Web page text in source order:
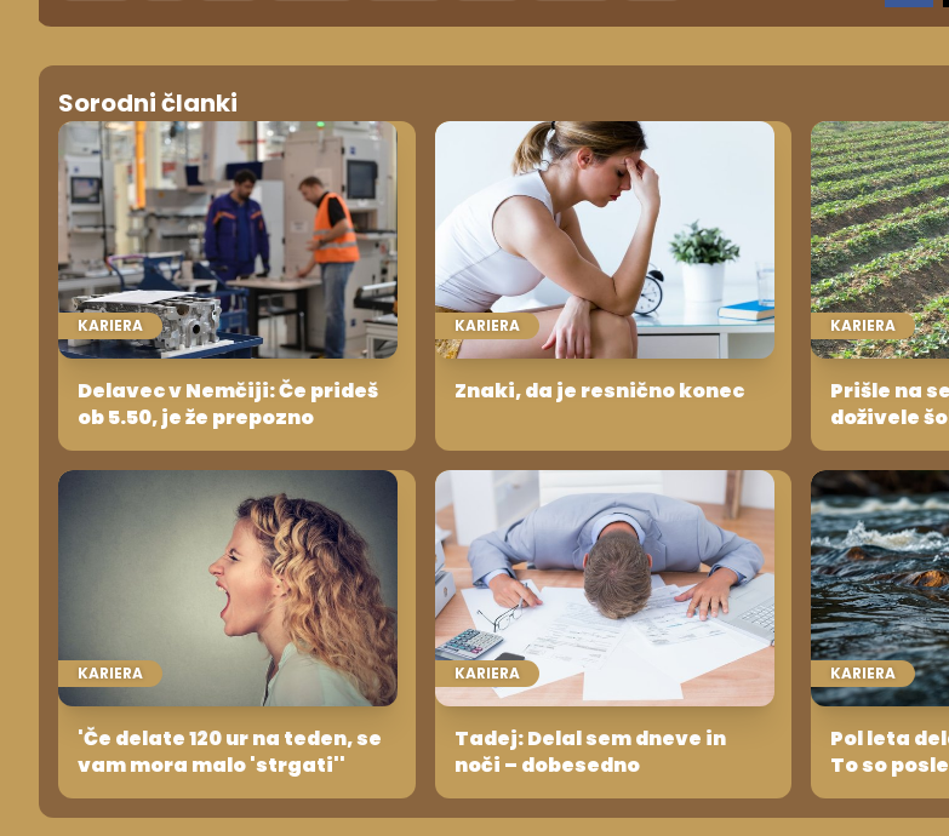
Sorodni članki
KARIERA
Delavec v Nemčiji: Če prideš
ob 5.50, je že prepozno
KARIERA
Znaki, da je resnično konec
KARIERA
Prišle na
doživele
KARIERA
'Če delate 120 ur na teden, se
vam mora malo 'strgati''
KARIERA
Tadej: Delal sem dneve in
noči – dobesedno
KARIERA
Pol leta
To so